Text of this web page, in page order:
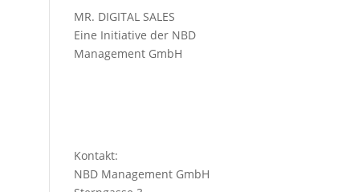
MR. DIGITAL SALES
Eine Initiative der NBD
Management GmbH
Kontakt:
NBD Management GmbH